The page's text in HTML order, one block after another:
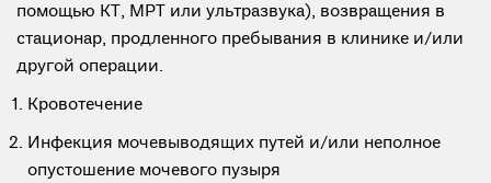
помощью КТ, МРТ или ультразвука), возвращения в
стационар, продленного пребывания в клинике и/или
другой операции.
Кровотечение
Инфекция мочевыводящих путей и/или неполное
опустошение мочевого пузыря